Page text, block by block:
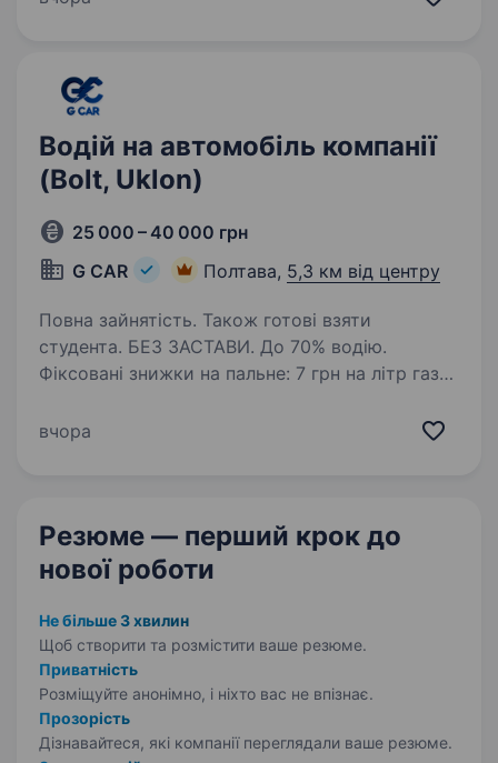
Водій на автомобіль компанії
(Bolt, Uklon)
25 000 – 40 000 грн
G CAR
Полтава, 5,3 км від центру
Повна зайнятість. Також готові взяти
студента. БЕЗ ЗАСТАВИ. До 70% водію.
Фіксовані знижки на пальне: 7 грн на літр газу і
ОДИН водій на авто. Автопарк «G CAR» шукає
вчора
Резюме — перший крок до
нової роботи
Не більше 3 хвилин
Щоб створити та розмістити ваше резюме.
Приватність
Розміщуйте анонімно, і ніхто вас не впізнає.
Прозорість
Дізнавайтеся, які компанії переглядали ваше резюме.